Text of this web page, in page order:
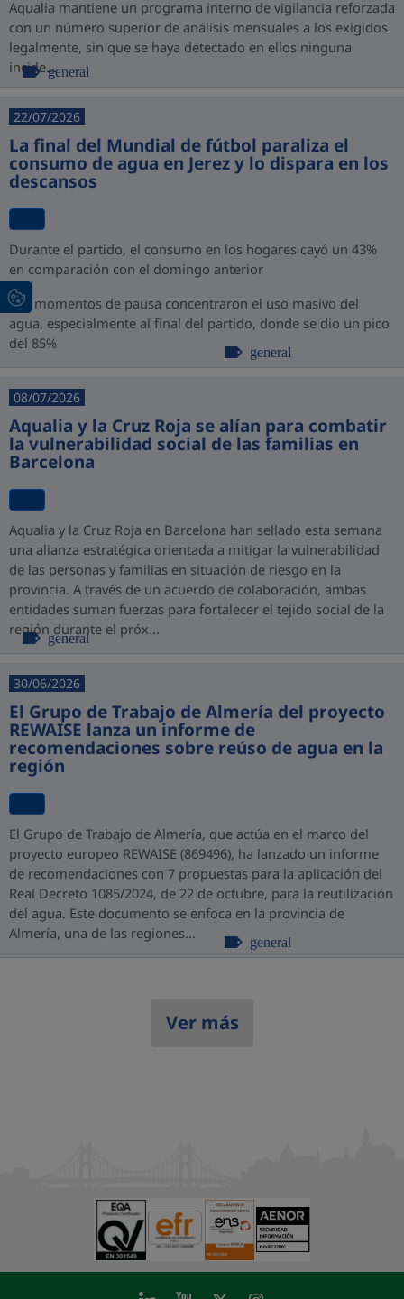
Aqualia mantiene un programa interno de vigilancia reforzada
con un número superior de análisis mensuales a los exigidos
legalmente, sin que se haya detectado en ellos ninguna
incide...general
22/07/2026
La final del Mundial de fútbol paraliza el
consumo de agua en Jerez y lo dispara en los
descansos
Durante el partido, el consumo en los hogares cayó un 43%
en comparación con el domingo anterior
Los momentos de pausa concentraron el uso masivo del
agua, especialmente al final del partido, donde se dio un pico
del 85%
general
08/07/2026
Aqualia y la Cruz Roja se alían para combatir
la vulnerabilidad social de las familias en
Barcelona
Aqualia y la Cruz Roja en Barcelona han sellado esta semana
una alianza estratégica orientada a mitigar la vulnerabilidad
de las personas y familias en situación de riesgo en la
provincia. A través de un acuerdo de colaboración, ambas
entidades suman fuerzas para fortalecer el tejido social de la
región durante el próx...
general
30/06/2026
El Grupo de Trabajo de Almería del proyecto
REWAISE lanza un informe de
recomendaciones sobre reúso de agua en la
región
El Grupo de Trabajo de Almería, que actúa en el marco del
proyecto europeo REWAISE (869496), ha lanzado un informe
de recomendaciones con 7 propuestas para la aplicación del
Real Decreto 1085/2024, de 22 de octubre, para la reutilización
del agua. Este documento se enfoca en la provincia de
Almería, una de las regiones...
general
Ver más